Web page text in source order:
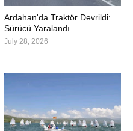
Ardahan'da Traktör Devrildi:
Sürücü Yaralandı
July 28, 2026